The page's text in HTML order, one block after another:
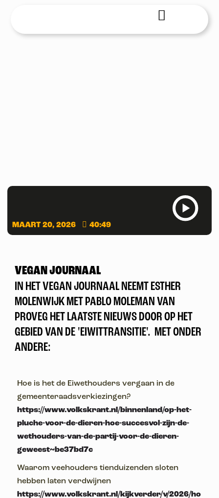
MAART 20, 2026 40:49
VEGAN JOURNAAL
IN HET VEGAN JOURNAAL NEEMT ESTHER
MOLENWIJK MET PABLO MOLEMAN VAN
PROVEG HET LAATSTE NIEUWS DOOR OP HET
GEBIED VAN DE 'EIWITTRANSITIE'. MET ONDER
ANDERE:
Hoe is het de Eiwethouders vergaan in de
gemeenteraadsverkiezingen?
https://www.volkskrant.nl/binnenland/op-het-
pluche-voor-de-dieren-hoe-succesvol-zijn-de-
wethouders-van-de-partij-voor-de-dieren-
geweest~be37bd7c
Waarom veehouders tienduizenden sloten
hebben laten verdwijnen
https://www.volkskrant.nl/kijkverder/v/2026/ho